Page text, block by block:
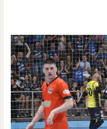
Cerro
Largo
vence
e
garante
acesso
para
a